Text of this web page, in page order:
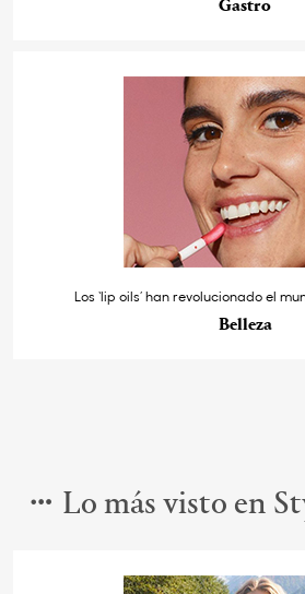
Gastro
Los ‘lip oils’ han revolucionado el
Belleza
Lo más visto en